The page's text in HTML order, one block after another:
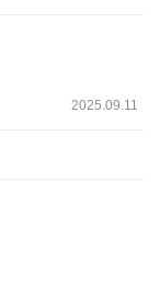
2025.09.11